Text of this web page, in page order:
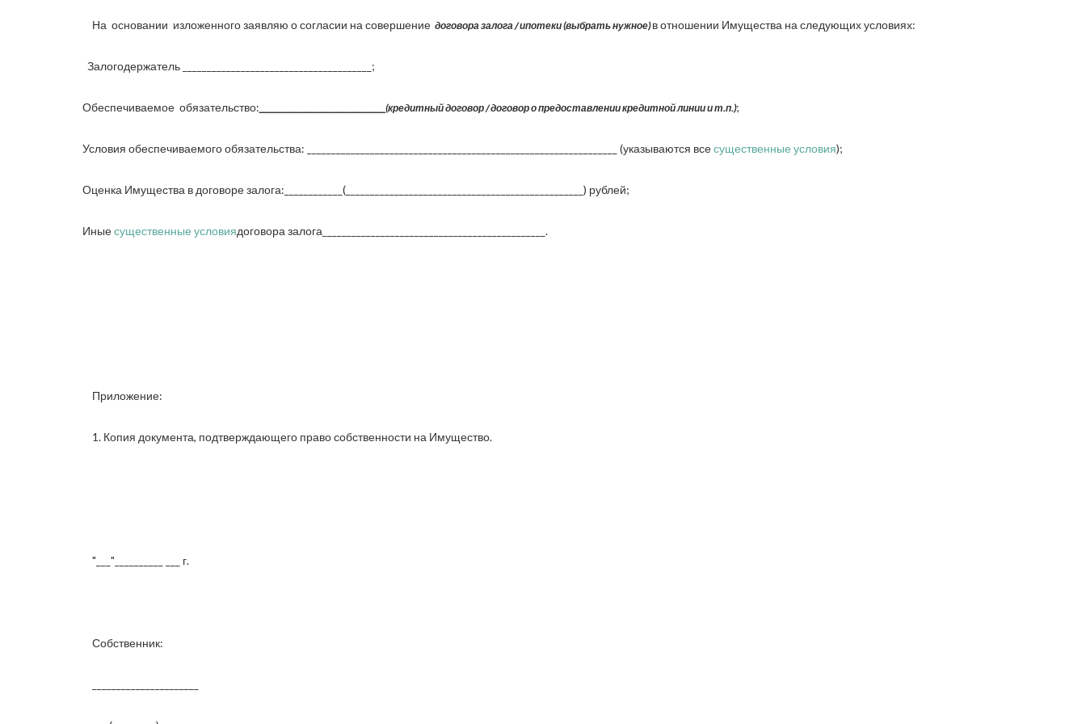
На основании изложенного заявляю о согласии на совершение договора залога / ипотеки (выбрать нужное)в отношении Имущества на следующих условиях:
Залогодержатель _______________________________________;
Обеспечиваемое обязательство: _______________________________________(кредитный договор / договор о предоставлении кредитной линии и т.п.);
Условия обеспечиваемого обязательства: ________________________________________________________________ (указываются всесущественные условия);
Оценка Имущества в договоре залога:____________(_________________________________________________) рублей;
Иныесущественные условиядоговора залога______________________________________________.
Приложение:
1. Копия документа, подтверждающего право собственности на Имущество.
"___"__________ ___ г.
Собственник: